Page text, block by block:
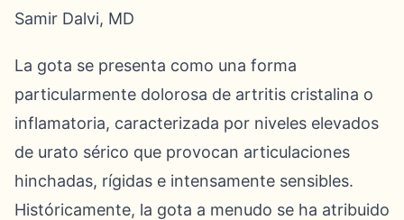
Samir Dalvi, MD
La gota se presenta como una forma
particularmente dolorosa de artritis cristalina o
inflamatoria, caracterizada por niveles elevados
de urato sérico que provocan articulaciones
hinchadas, rígidas e intensamente sensibles.
Históricamente, la gota a menudo se ha atribuido